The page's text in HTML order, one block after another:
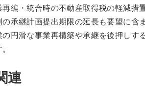
再編・統合時の不動産取得税の軽減措
承継計画提出期限の延長も要望に含
円滑な事業再構築や承継を後押しす
連